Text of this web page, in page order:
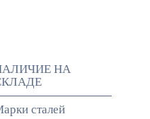
НА
сталей